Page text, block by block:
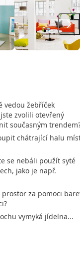
vedou žebříček
zvolili otevřený
současným trendem?
chátrající halu
se nebáli použít syté
jako je např.
za pomoci barev
vymyká jídelna...